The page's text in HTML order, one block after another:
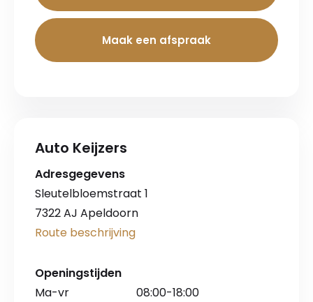
Maak een afspraak
Auto Keijzers
Adresgegevens
Sleutelbloemstraat 1
7322 AJ Apeldoorn
Route beschrijving
Openingstijden
Ma-vr
08:00-18:00